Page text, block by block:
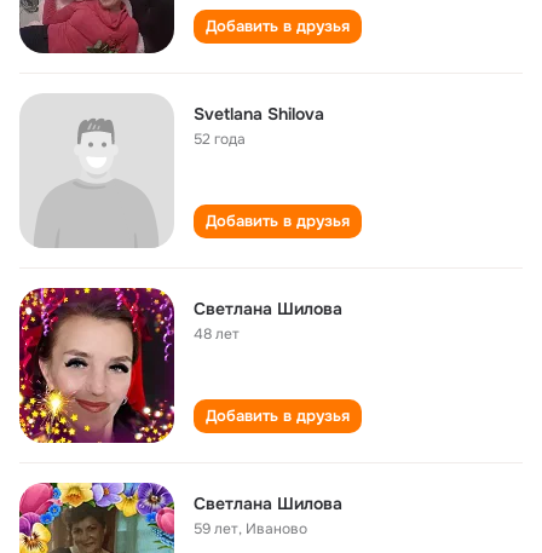
Добавить в друзья
Svetlana Shilova
52 года
Добавить в друзья
Светлана Шилова
48 лет
Добавить в друзья
Светлана Шилова
59 лет, Иваново